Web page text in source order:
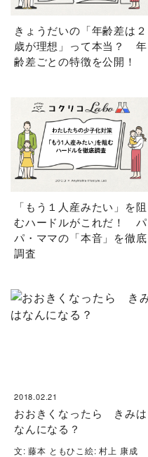
きょうだいの「年齢差は２
歳が理想」って本当？ 年
齢差ごとの特徴を公開！
「もう１人産みたい」を阻
むハードルがこれだ！ パ
パ・ママの「本音」を徹底
調査
2018.02.21
おおきくなったら きみは
なんになる？
文: 藤本 ともひこ絵: 村上 康成